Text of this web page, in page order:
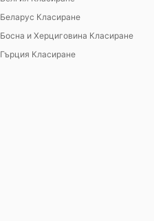
Беларус Класиране
Босна и Херциговина Класиране
Гърция Класиране